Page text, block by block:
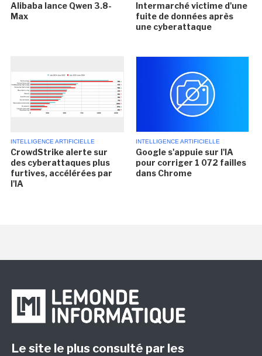
Alibaba lance Qwen 3.8-
Max
Intermarché victime d'une
fuite de données après
une cyberattaque
INTELLIGENCE ARTIFICIELLE
CrowdStrike alerte sur
des cyberattaques plus
furtives, accélérées par
l'IA
INTELLIGENCE ARTIFICIELLE
Google s'appuie sur l'IA
pour corriger 1 072 failles
dans Chrome
Le site le plus consulté par les